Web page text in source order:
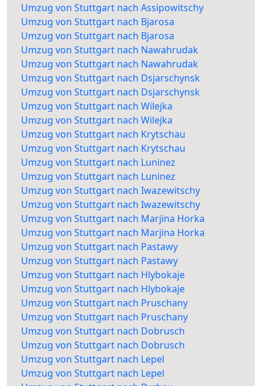
Umzug von Stuttgart nach Assipowitschy
Umzug von Stuttgart nach Bjarosa
Umzug von Stuttgart nach Bjarosa
Umzug von Stuttgart nach Nawahrudak
Umzug von Stuttgart nach Nawahrudak
Umzug von Stuttgart nach Dsjarschynsk
Umzug von Stuttgart nach Dsjarschynsk
Umzug von Stuttgart nach Wilejka
Umzug von Stuttgart nach Wilejka
Umzug von Stuttgart nach Krytschau
Umzug von Stuttgart nach Krytschau
Umzug von Stuttgart nach Luninez
Umzug von Stuttgart nach Luninez
Umzug von Stuttgart nach Iwazewitschy
Umzug von Stuttgart nach Iwazewitschy
Umzug von Stuttgart nach Marjina Horka
Umzug von Stuttgart nach Marjina Horka
Umzug von Stuttgart nach Pastawy
Umzug von Stuttgart nach Pastawy
Umzug von Stuttgart nach Hlybokaje
Umzug von Stuttgart nach Hlybokaje
Umzug von Stuttgart nach Pruschany
Umzug von Stuttgart nach Pruschany
Umzug von Stuttgart nach Dobrusch
Umzug von Stuttgart nach Dobrusch
Umzug von Stuttgart nach Lepel
Umzug von Stuttgart nach Lepel